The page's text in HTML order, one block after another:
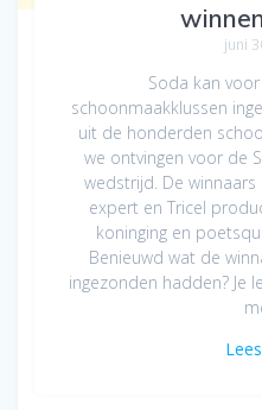
juni
Soda kan
schoonmaakklussen
uit de honderden
we ontvingen voor de
wedstrijd. De
expert en Tricel
koninging en
Benieuwd wat de
ingezonden hadden? Je